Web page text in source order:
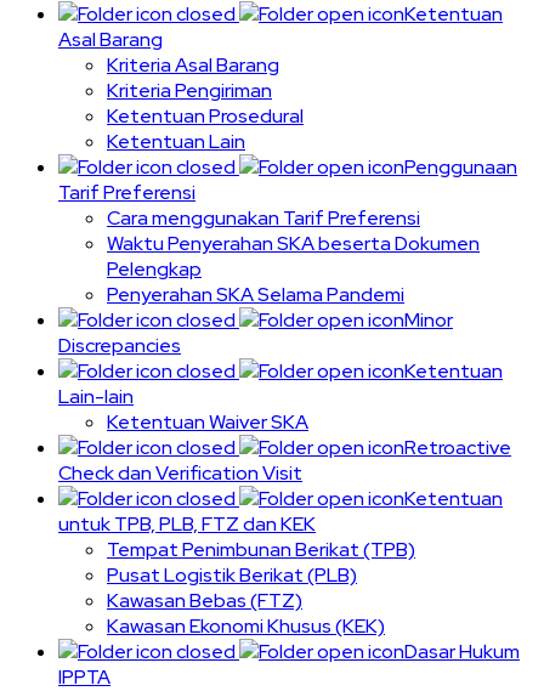
Ketentuan
Asal Barang
Kriteria Asal Barang
Kriteria Pengiriman
Ketentuan Prosedural
Ketentuan Lain
Penggunaan
Tarif Preferensi
Cara menggunakan Tarif Preferensi
Waktu Penyerahan SKA beserta Dokumen
Pelengkap
Penyerahan SKA Selama Pandemi
Minor
Discrepancies
Ketentuan
Lain-lain
Ketentuan Waiver SKA
Retroactive
Check dan Verification Visit
Ketentuan
untuk TPB, PLB, FTZ dan KEK
Tempat Penimbunan Berikat (TPB)
Pusat Logistik Berikat (PLB)
Kawasan Bebas (FTZ)
Kawasan Ekonomi Khusus (KEK)
Dasar Hukum
IPPTA